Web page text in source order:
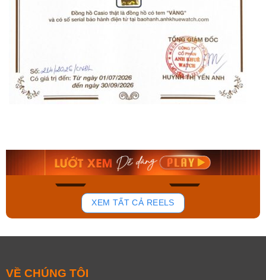
192
Mua ngay Mua ngay
XEM TẤT CẢ REELS
VỀ CHÚNG TÔI